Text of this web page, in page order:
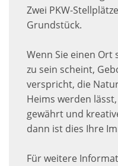
Zwei PKW-
Grundstück.
Wenn Sie einen Ort
zu sein scheint,
verspricht, die
Heims werden
gewährt und
dann ist dies Ihre
Für weitere